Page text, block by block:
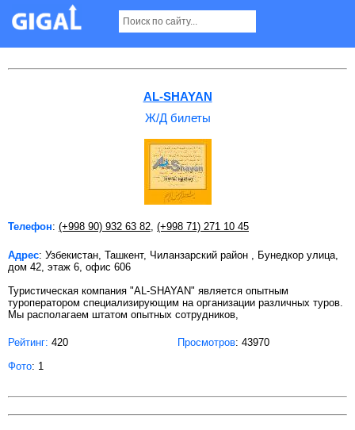
Ж/Д билеты в Ташкенте
AL-SHAYAN
Ж/Д билеты
Телефон: (+998 90) 932 63 82 (+998 71) 271 10 45
Адрес: Узбекистан, Ташкент, Чиланзарский район , Бунедкор улица,
дом 42, этаж 6, офис 606
Туристическая компания "AL-SHAYAN" является опытным
туроператором специализирующим на организации различных туров.
Мы располагаем штатом опытных сотрудников,
Рейтинг: 420 Просмотров: 43970
Фото: 1